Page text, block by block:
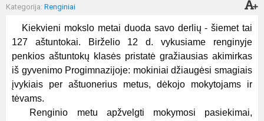
Kategorija: Renginiai
Kiekvieni mokslo metai duoda savo derlių - šiemet tai
127 aštuntokai. Birželio 12 d. vykusiame renginyje
penkios aštuntokų klasės pristatė gražiausias akimirkas
iš gyvenimo Progimnazijoje: mokiniai džiaugėsi smagiais
įvykiais per aštuonerius metus, dėkojo mokytojams ir
tėvams.
Renginio metu apžvelgti mokymosi pasiekimai,